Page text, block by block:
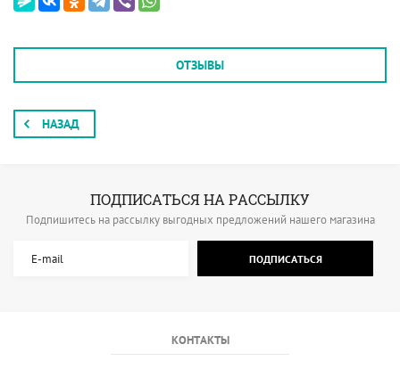
ОТЗЫВЫ
НАЗАД
ПОДПИСАТЬСЯ НА РАССЫЛКУ
Подпишитесь на рассылку выгодных предложений нашего магазина
ПОДПИСАТЬСЯ
КОНТАКТЫ